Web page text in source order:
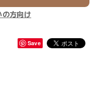
の方向け
Save